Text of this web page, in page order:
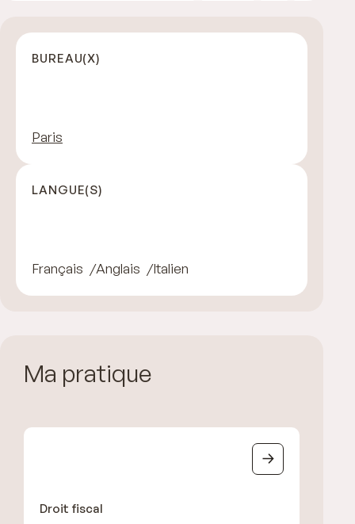
BUREAU(X)
Paris
LANGUE(S)
Français Anglais Italien
Ma pratique
Droit fiscal